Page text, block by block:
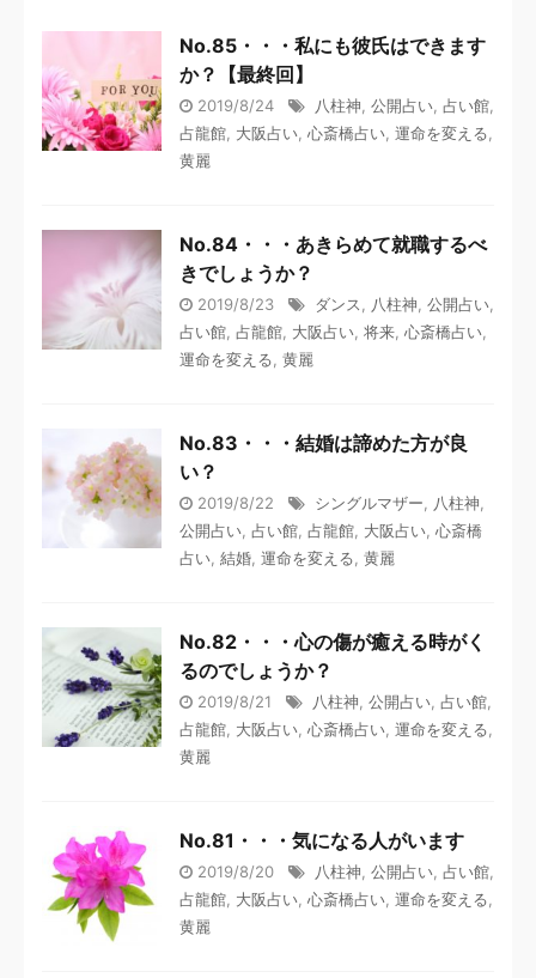
No.85・・・私にも彼氏はできます
か？【最終回】
2019/8/24 八柱神, 公開占い, 占い館,
占龍館, 大阪占い, 心斎橋占い, 運命を変える,
黄麗
No.84・・・あきらめて就職するべ
きでしょうか？
2019/8/23 ダンス, 八柱神, 公開占い,
占い館, 占龍館, 大阪占い, 将来, 心斎橋占い,
運命を変える, 黄麗
No.83・・・結婚は諦めた方が良
い？
2019/8/22 シングルマザー, 八柱神,
公開占い, 占い館, 占龍館, 大阪占い, 心斎橋
占い, 結婚, 運命を変える, 黄麗
No.82・・・心の傷が癒える時がく
るのでしょうか？
2019/8/21 八柱神, 公開占い, 占い館,
占龍館, 大阪占い, 心斎橋占い, 運命を変える,
黄麗
No.81・・・気になる人がいます
2019/8/20 八柱神, 公開占い, 占い館,
占龍館, 大阪占い, 心斎橋占い, 運命を変える,
黄麗